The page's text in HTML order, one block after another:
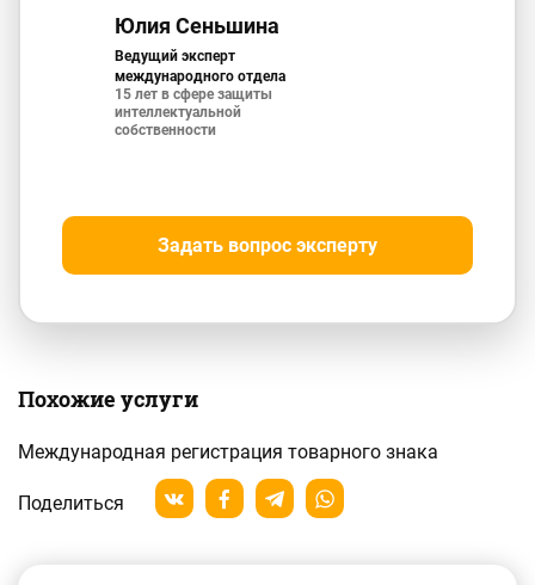
Юлия Сеньшина
Ведущий эксперт
международного отдела
15 лет в сфере защиты
интеллектуальной
собственности
Задать вопрос эксперту
Похожие услуги
Международная регистрация товарного знака
Поделиться